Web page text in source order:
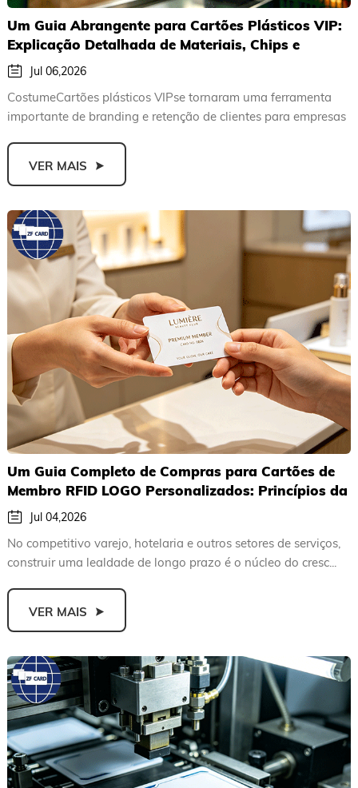
Um Guia Abrangente para Cartões Plásticos VIP:
Explicação Detalhada de Materiais, Chips e
Processos Superficiais
Jul 06,2026
CostumeCartões plásticos VIPse tornaram uma ferramenta
importante de branding e retenção de clientes para empresas
VER MAIS
Um Guia Completo de Compras para Cartões de
Membro RFID LOGO Personalizados: Princípios da
Indústria, Guia de Aquisição de Fábricas de
Aplicação e Fonte com Amostra Gratuita
Jul 04,2026
No competitivo varejo, hotelaria e outros setores de serviços,
construir uma lealdade de longo prazo é o núcleo do cresc...
VER MAIS